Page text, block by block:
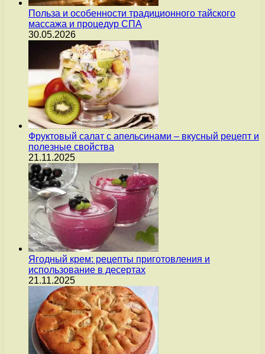
Польза и особенности традиционного тайского
массажа и процедур СПА
30.05.2026
Фруктовый салат с апельсинами – вкусный рецепт и
полезные свойства
21.11.2025
Ягодный крем: рецепты приготовления и
использование в десертах
21.11.2025